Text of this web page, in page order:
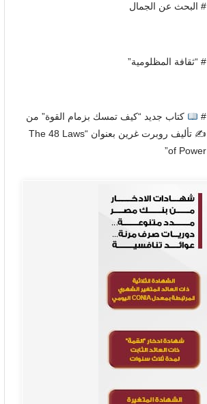
# البحث عن الجمال
# “ثقافة المظلومية”
#
كتاب جديد “كيف تمسك بزمام القوة” من
✍
تأليف روبرت غرين بعنوان “The 48 Laws
of Power”